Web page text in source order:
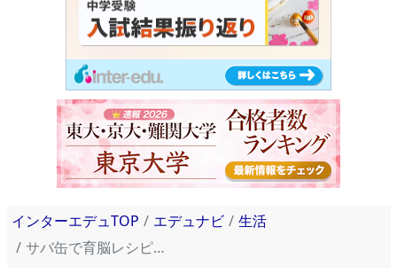
インターエデュTOP エデュナビ
生活
サバ缶で育脳レシピ！10分でつくる“育脳”サバ缶のトマトクリームパスタ